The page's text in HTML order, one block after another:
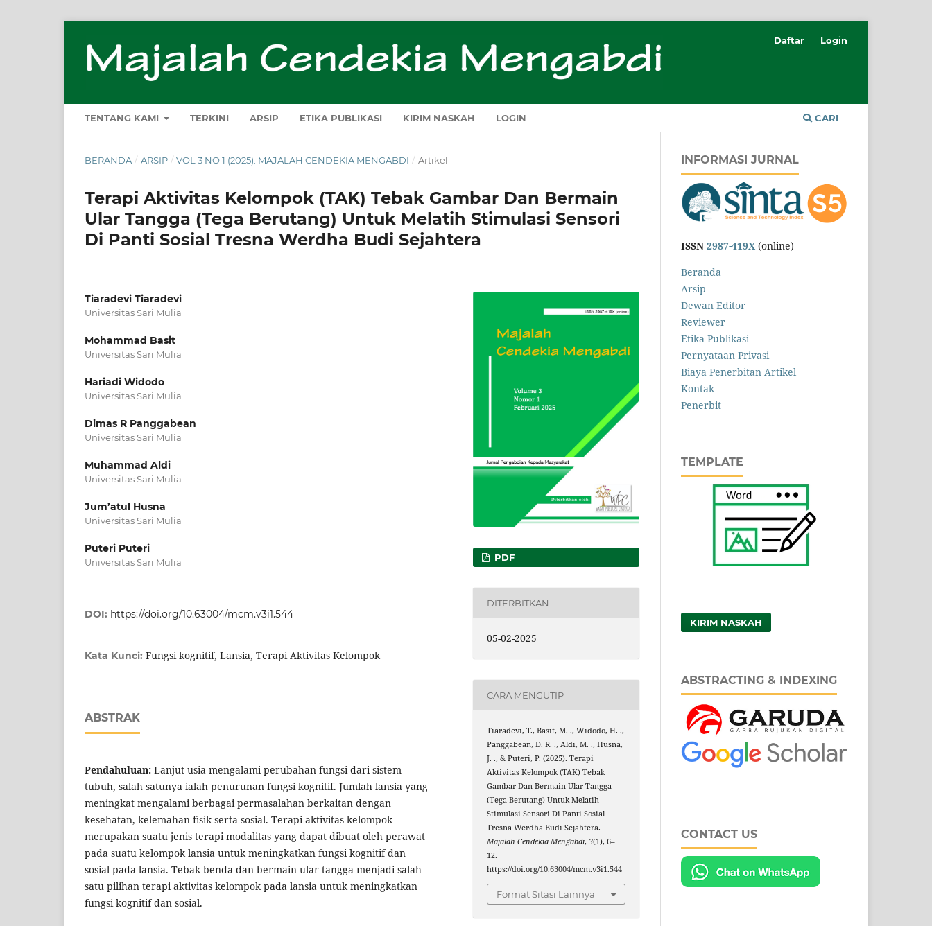
TENTANG KAMI TERKINI ARSIP ETIKA PUBLIKASI KIRIM NASKAH LOGIN CARI
Daftar Login
BERANDA / ARSIP / VOL 3 NO 1 (2025): MAJALAH CENDEKIA MENGABDI / Artikel
Terapi Aktivitas Kelompok (TAK) Tebak Gambar Dan Bermain
Ular Tangga (Tega Berutang) Untuk Melatih Stimulasi Sensori
Di Panti Sosial Tresna Werdha Budi Sejahtera
Tiaradevi Tiaradevi
Universitas Sari Mulia
Mohammad Basit
Universitas Sari Mulia
Hariadi Widodo
Universitas Sari Mulia
Dimas R Panggabean
Universitas Sari Mulia
Muhammad Aldi
Universitas Sari Mulia
Jum’atul Husna
Universitas Sari Mulia
Puteri Puteri
Universitas Sari Mulia
DOI: https://doi.org/10.63004/mcm.v3i1.544
Kata Kunci: Fungsi kognitif, Lansia, Terapi Aktivitas Kelompok
ABSTRAK
Pendahuluan: Lanjut usia mengalami perubahan fungsi dari sistem
tubuh, salah satunya ialah penurunan fungsi kognitif. Jumlah lansia yang
meningkat mengalami berbagai permasalahan berkaitan dengan
kesehatan, kelemahan fisik serta sosial. Terapi aktivitas kelompok
merupakan suatu jenis terapi modalitas yang dapat dibuat oleh perawat
pada suatu kelompok lansia untuk meningkatkan fungsi kognitif dan
sosial pada lansia. Tebak benda dan bermain ular tangga menjadi salah
satu pilihan terapi aktivitas kelompok pada lansia untuk meningkatkan
fungsi kognitif dan sosial.
PDF
DITERBITKAN
05-02-2025
CARA MENGUTIP
Tiaradevi, T., Basit, M. ., Widodo, H. .,
Panggabean, D. R. ., Aldi, M. ., Husna,
J. ., & Puteri, P. (2025). Terapi
Aktivitas Kelompok (TAK) Tebak
Gambar Dan Bermain Ular Tangga
(Tega Berutang) Untuk Melatih
Stimulasi Sensori Di Panti Sosial
Tresna Werdha Budi Sejahtera.
Majalah Cendekia Mengabdi,3(1), 6–
12.
https://doi.org/10.63004/mcm.v3i1.544
Format Sitasi Lainnya
INFORMASI JURNAL
ISSN 2987-419X (online)
Beranda
Arsip
Dewan Editor
Reviewer
Etika Publikasi
Pernyataan Privasi
Biaya Penerbitan Artikel
Kontak
Penerbit
TEMPLATE
KIRIM NASKAH
ABSTRACTING & INDEXING
CONTACT US